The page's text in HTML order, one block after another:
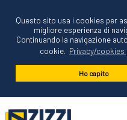
Questo sito usa i cookies per
migliore esperienza di
Continuando la navigazione
cookie. Privacy/cookies
Ho capito